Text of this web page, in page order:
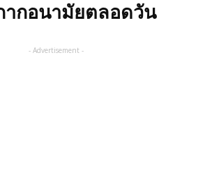
ากอนามัยตลอดวัน
- Advertisement -